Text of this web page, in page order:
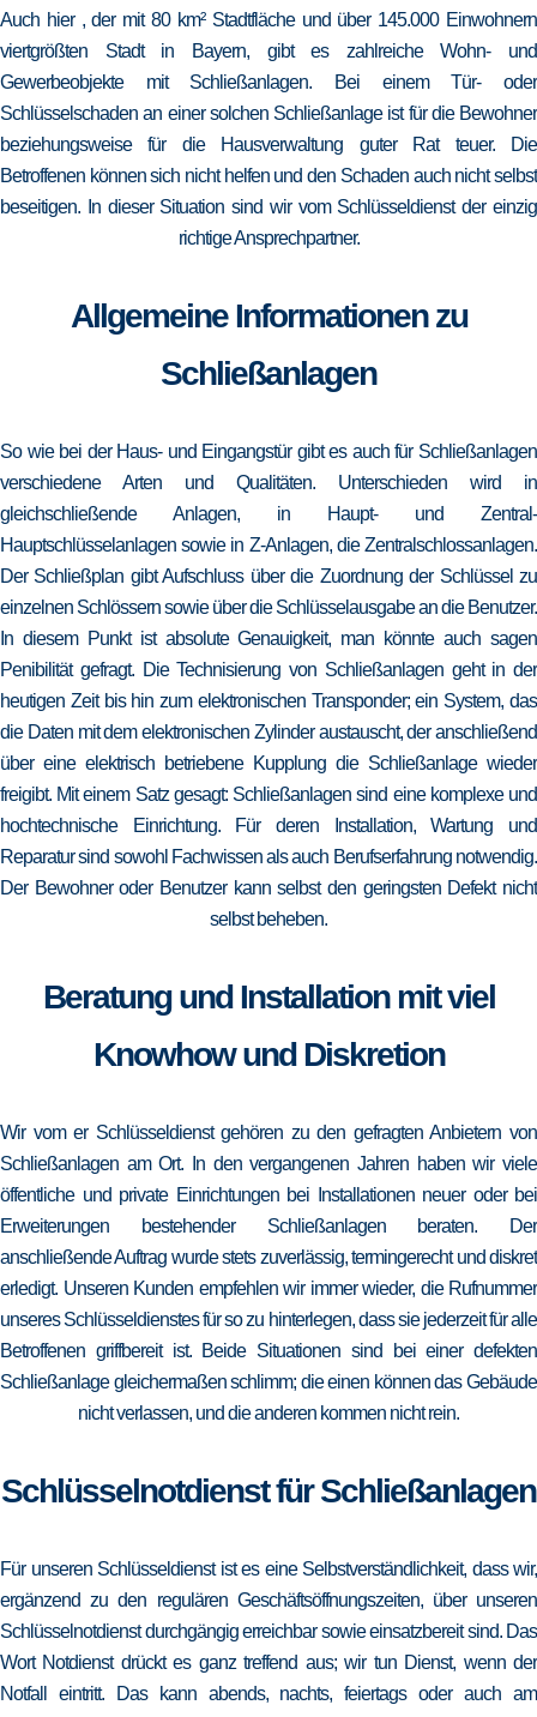
Auch hier , der mit 80 km² Stadtfläche und über 145.000 Einwohnern
viertgrößten Stadt in Bayern, gibt es zahlreiche Wohn- und
Gewerbeobjekte mit Schließanlagen. Bei einem Tür- oder
Schlüsselschaden an einer solchen Schließanlage ist für die Bewohner
beziehungsweise für die Hausverwaltung guter Rat teuer. Die
Betroffenen können sich nicht helfen und den Schaden auch nicht selbst
beseitigen. In dieser Situation sind wir vom Schlüsseldienst der einzig
richtige Ansprechpartner.
Allgemeine Informationen zu
Schließanlagen
So wie bei der Haus- und Eingangstür gibt es auch für Schließanlagen
verschiedene Arten und Qualitäten. Unterschieden wird in
gleichschließende Anlagen, in Haupt- und Zentral-
Hauptschlüsselanlagen sowie in Z-Anlagen, die Zentralschlossanlagen.
Der Schließplan gibt Aufschluss über die Zuordnung der Schlüssel zu
einzelnen Schlössern sowie über die Schlüsselausgabe an die Benutzer.
In diesem Punkt ist absolute Genauigkeit, man könnte auch sagen
Penibilität gefragt. Die Technisierung von Schließanlagen geht in der
heutigen Zeit bis hin zum elektronischen Transponder; ein System, das
die Daten mit dem elektronischen Zylinder austauscht, der anschließend
über eine elektrisch betriebene Kupplung die Schließanlage wieder
freigibt. Mit einem Satz gesagt: Schließanlagen sind eine komplexe und
hochtechnische Einrichtung. Für deren Installation, Wartung und
Reparatur sind sowohl Fachwissen als auch Berufserfahrung notwendig.
Der Bewohner oder Benutzer kann selbst den geringsten Defekt nicht
selbst beheben.
Beratung und Installation mit viel
Knowhow und Diskretion
Wir vom er Schlüsseldienst gehören zu den gefragten Anbietern von
Schließanlagen am Ort. In den vergangenen Jahren haben wir viele
öffentliche und private Einrichtungen bei Installationen neuer oder bei
Erweiterungen bestehender Schließanlagen beraten. Der
anschließende Auftrag wurde stets zuverlässig, termingerecht und diskret
erledigt. Unseren Kunden empfehlen wir immer wieder, die Rufnummer
unseres Schlüsseldienstes für so zu hinterlegen, dass sie jederzeit für alle
Betroffenen griffbereit ist. Beide Situationen sind bei einer defekten
Schließanlage gleichermaßen schlimm; die einen können das Gebäude
nicht verlassen, und die anderen kommen nicht rein.
Schlüsselnotdienst für Schließanlagen
Für unseren Schlüsseldienst ist es eine Selbstverständlichkeit, dass wir,
ergänzend zu den regulären Geschäftsöffnungszeiten, über unseren
Schlüsselnotdienst durchgängig erreichbar sowie einsatzbereit sind. Das
Wort Notdienst drückt es ganz treffend aus; wir tun Dienst, wenn der
Notfall eintritt. Das kann abends, nachts, feiertags oder auch am